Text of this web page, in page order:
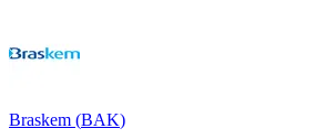
Braskem (BAK)